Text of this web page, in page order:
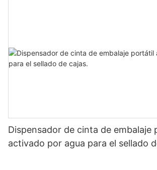
Dispensador de cinta de embalaje
activado por agua para el sellado